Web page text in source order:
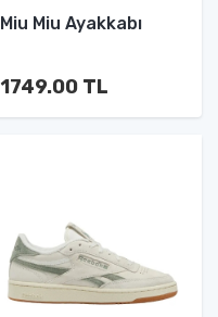
Miu Miu Ayakkabı
1749.00 TL